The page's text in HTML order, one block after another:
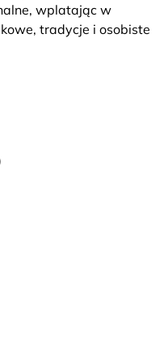
wplatając w
tradycje i osobiste